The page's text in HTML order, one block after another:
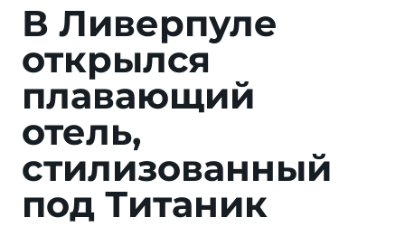
В Ливерпуле
открылся
плавающий
отель,
стилизованный
под Титаник